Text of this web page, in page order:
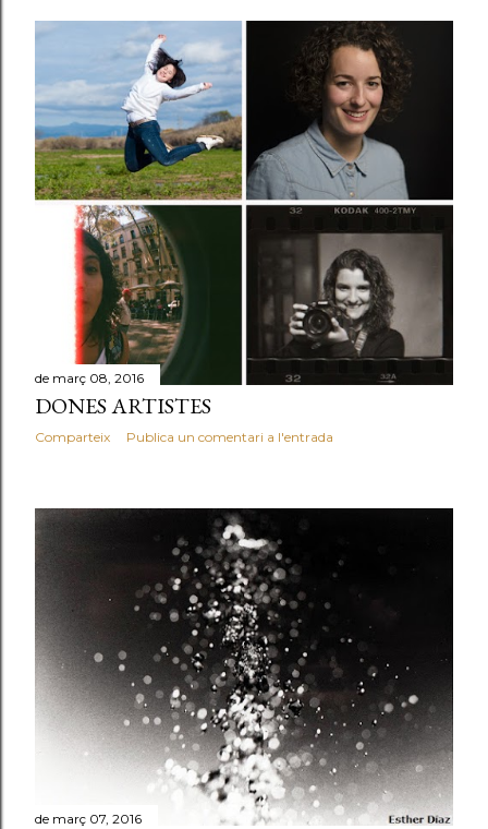
de març 08, 2016
DONES ARTISTES
Comparteix Publica un comentari a l'entrada
de març 07, 2016